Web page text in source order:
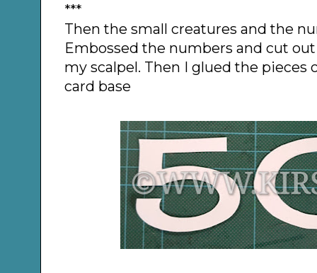
***
Then the small creatures and the
Embossed the numbers and cut
my scalpel. Then I glued the pieces
card base